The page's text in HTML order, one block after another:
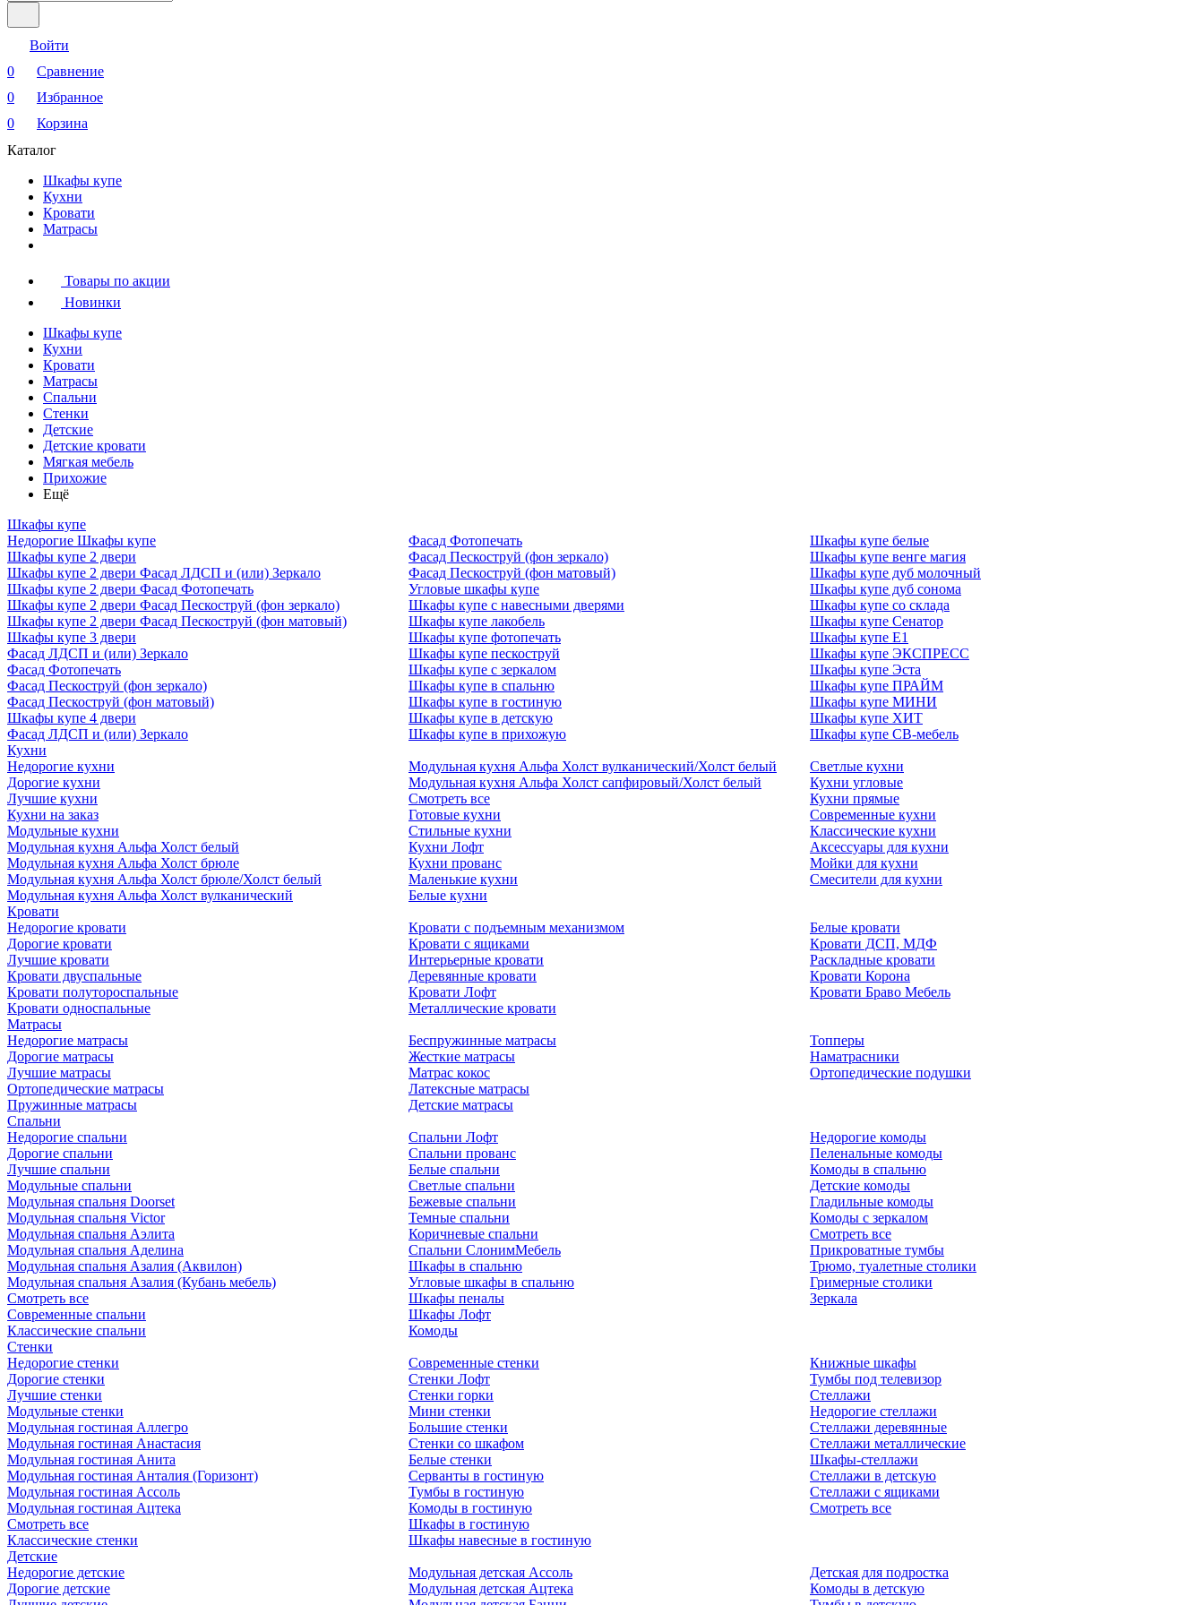
Войти
0
Сравнение
0
Избранное
0
Корзина
Каталог
Шкафы купе
Кухни
Кровати
Матрасы
Товары по акции
Новинки
Шкафы купе
Кухни
Кровати
Матрасы
Cпальни
Стенки
Детские
Детские кровати
Мягкая мебель
Прихожие
Ещё
Шкафы купе
Недорогие Шкафы купе
Шкафы купе 2 двери
Шкафы купе 2 двери Фасад ЛДСП и (или) Зеркало
Шкафы купе 2 двери Фасад Фотопечать
Шкафы купе 2 двери Фасад Пескоструй (фон зеркало)
Шкафы купе 2 двери Фасад Пескоструй (фон матовый)
Шкафы купе 3 двери
Фасад ЛДСП и (или) Зеркало
Фасад Фотопечать
Фасад Пескоструй (фон зеркало)
Фасад Пескоструй (фон матовый)
Шкафы купе 4 двери
Фасад ЛДСП и (или) Зеркало
Фасад Фотопечать
Фасад Пескоструй (фон зеркало)
Фасад Пескоструй (фон матовый)
Угловые шкафы купе
Шкафы купе с навесными дверями
Шкафы купе лакобель
Шкафы купе фотопечать
Шкафы купе пескоструй
Шкафы купе с зеркалом
Шкафы купе в спальню
Шкафы купе в гостиную
Шкафы купе в детскую
Шкафы купе в прихожую
Шкафы купе белые
Шкафы купе венге магия
Шкафы купе дуб молочный
Шкафы купе дуб сонома
Шкафы купе со склада
Шкафы купе Сенатор
Шкафы купе Е1
Шкафы купе ЭКСПРЕСС
Шкафы купе Эста
Шкафы купе ПРАЙМ
Шкафы купе МИНИ
Шкафы купе ХИТ
Шкафы купе СВ-мебель
Кухни
Недорогие кухни
Дорогие кухни
Лучшие кухни
Кухни на заказ
Модульные кухни
Модульная кухня Альфа Холст белый
Модульная кухня Альфа Холст брюле
Модульная кухня Альфа Холст брюле/Холст белый
Модульная кухня Альфа Холст вулканический
Модульная кухня Альфа Холст вулканический/Холст белый
Модульная кухня Альфа Холст сапфировый/Холст белый
Смотреть все
Готовые кухни
Стильные кухни
Кухни Лофт
Кухни прованс
Маленькие кухни
Белые кухни
Светлые кухни
Кухни угловые
Кухни прямые
Современные кухни
Классические кухни
Аксессуары для кухни
Мойки для кухни
Смесители для кухни
Кровати
Недорогие кровати
Дорогие кровати
Лучшие кровати
Кровати двуспальные
Кровати полутороспальные
Кровати односпальные
Кровати с подъемным механизмом
Кровати с ящиками
Интерьерные кровати
Деревянные кровати
Кровати Лофт
Металлические кровати
Белые кровати
Кровати ДСП, МДФ
Раскладные кровати
Кровати Корона
Кровати Браво Мебель
Матрасы
Недорогие матрасы
Дорогие матрасы
Лучшие матрасы
Ортопедические матрасы
Пружинные матрасы
Беспружинные матрасы
Жесткие матрасы
Матрас кокос
Латексные матрасы
Детские матрасы
Топперы
Наматрасники
Ортопедические подушки
Cпальни
Недорогие спальни
Дорогие спальни
Лучшие спальни
Модульные спальни
Модульная спальня Doorset
Модульная спальня Victor
Модульная спальня Аэлита
Модульная спальня Аделина
Модульная спальня Азалия (Аквилон)
Модульная спальня Азалия (Кубань мебель)
Смотреть все
Современные спальни
Классические спальни
Спальни Лофт
Спальни прованс
Белые спальни
Светлые спальни
Бежевые спальни
Темные спальни
Коричневые спальни
Спальни СлонимМебель
Шкафы в спальню
Угловые шкафы в спальню
Шкафы пеналы
Шкафы Лофт
Комоды
Недорогие комоды
Пеленальные комоды
Комоды в спальню
Детские комоды
Гладильные комоды
Комоды с зеркалом
Смотреть все
Прикроватные тумбы
Трюмо, туалетные столики
Гримерные столики
Зеркала
Стенки
Недорогие стенки
Дорогие стенки
Лучшие стенки
Модульные стенки
Модульная гостиная Аллегро
Модульная гостиная Анастасия
Модульная гостиная Анита
Модульная гостиная Анталия (Горизонт)
Модульная гостиная Ассоль
Модульная гостиная Ацтека
Смотреть все
Классические стенки
Современные стенки
Стенки Лофт
Стенки горки
Мини стенки
Большие стенки
Стенки со шкафом
Белые стенки
Серванты в гостиную
Тумбы в гостиную
Комоды в гостиную
Шкафы в гостиную
Шкафы навесные в гостиную
Книжные шкафы
Тумбы под телевизор
Стеллажи
Недорогие стеллажи
Стеллажи деревянные
Стеллажи металлические
Шкафы-стеллажи
Стеллажи в детскую
Стеллажи с ящиками
Смотреть все
Детские
Недорогие детские
Дорогие детские
Модульная детская Ассоль
Модульная детская Ацтека
Детская для подростка
Комоды в детскую